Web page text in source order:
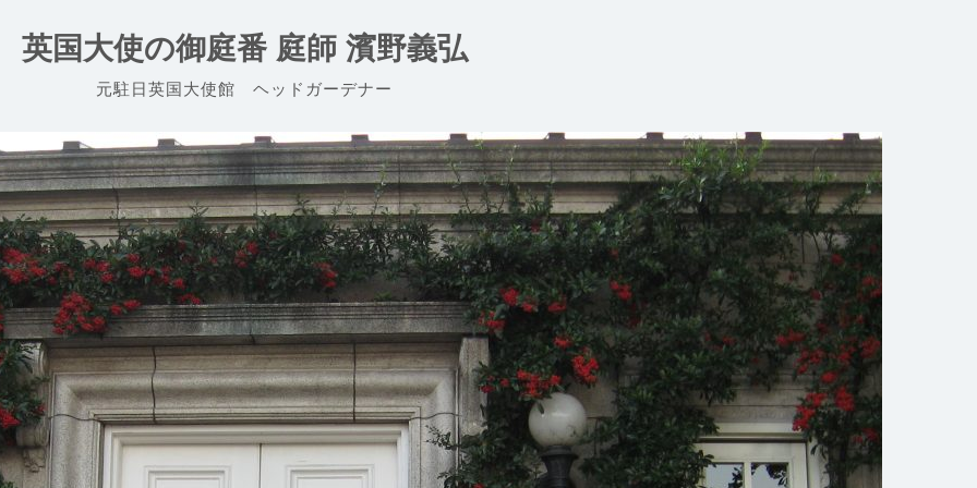
英国大使の御庭番 庭師 濱野義弘
元駐日英国大使館 ヘッドガーデナー